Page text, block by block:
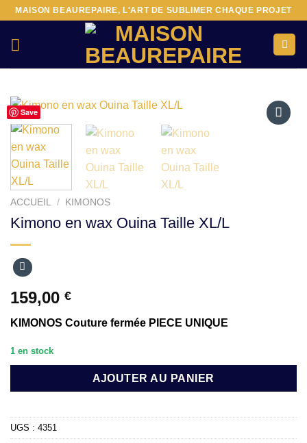
Passer
contenu
MAISON BEAUREPAIRE, L'ART DE SUBLIMER CHAQUE PROJET
Save
ACCUEIL / KIMONOS
Kimono en wax Ouina Taille XL/L
159,00 €
KIMONOS Couture fermée PIECE UNIQUE
1 en stock
AJOUTER AU PANIER
UGS : 4351